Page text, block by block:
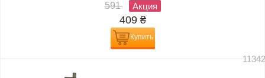
591 Акция
409 ₴
Купить